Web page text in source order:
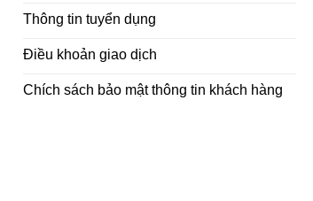
Thông tin tuyển dụng
Điều khoản giao dịch
Chích sách bảo mật thông tin khách hàng